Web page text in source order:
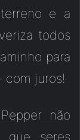
e a
todos
para
com juros!
não
que seres